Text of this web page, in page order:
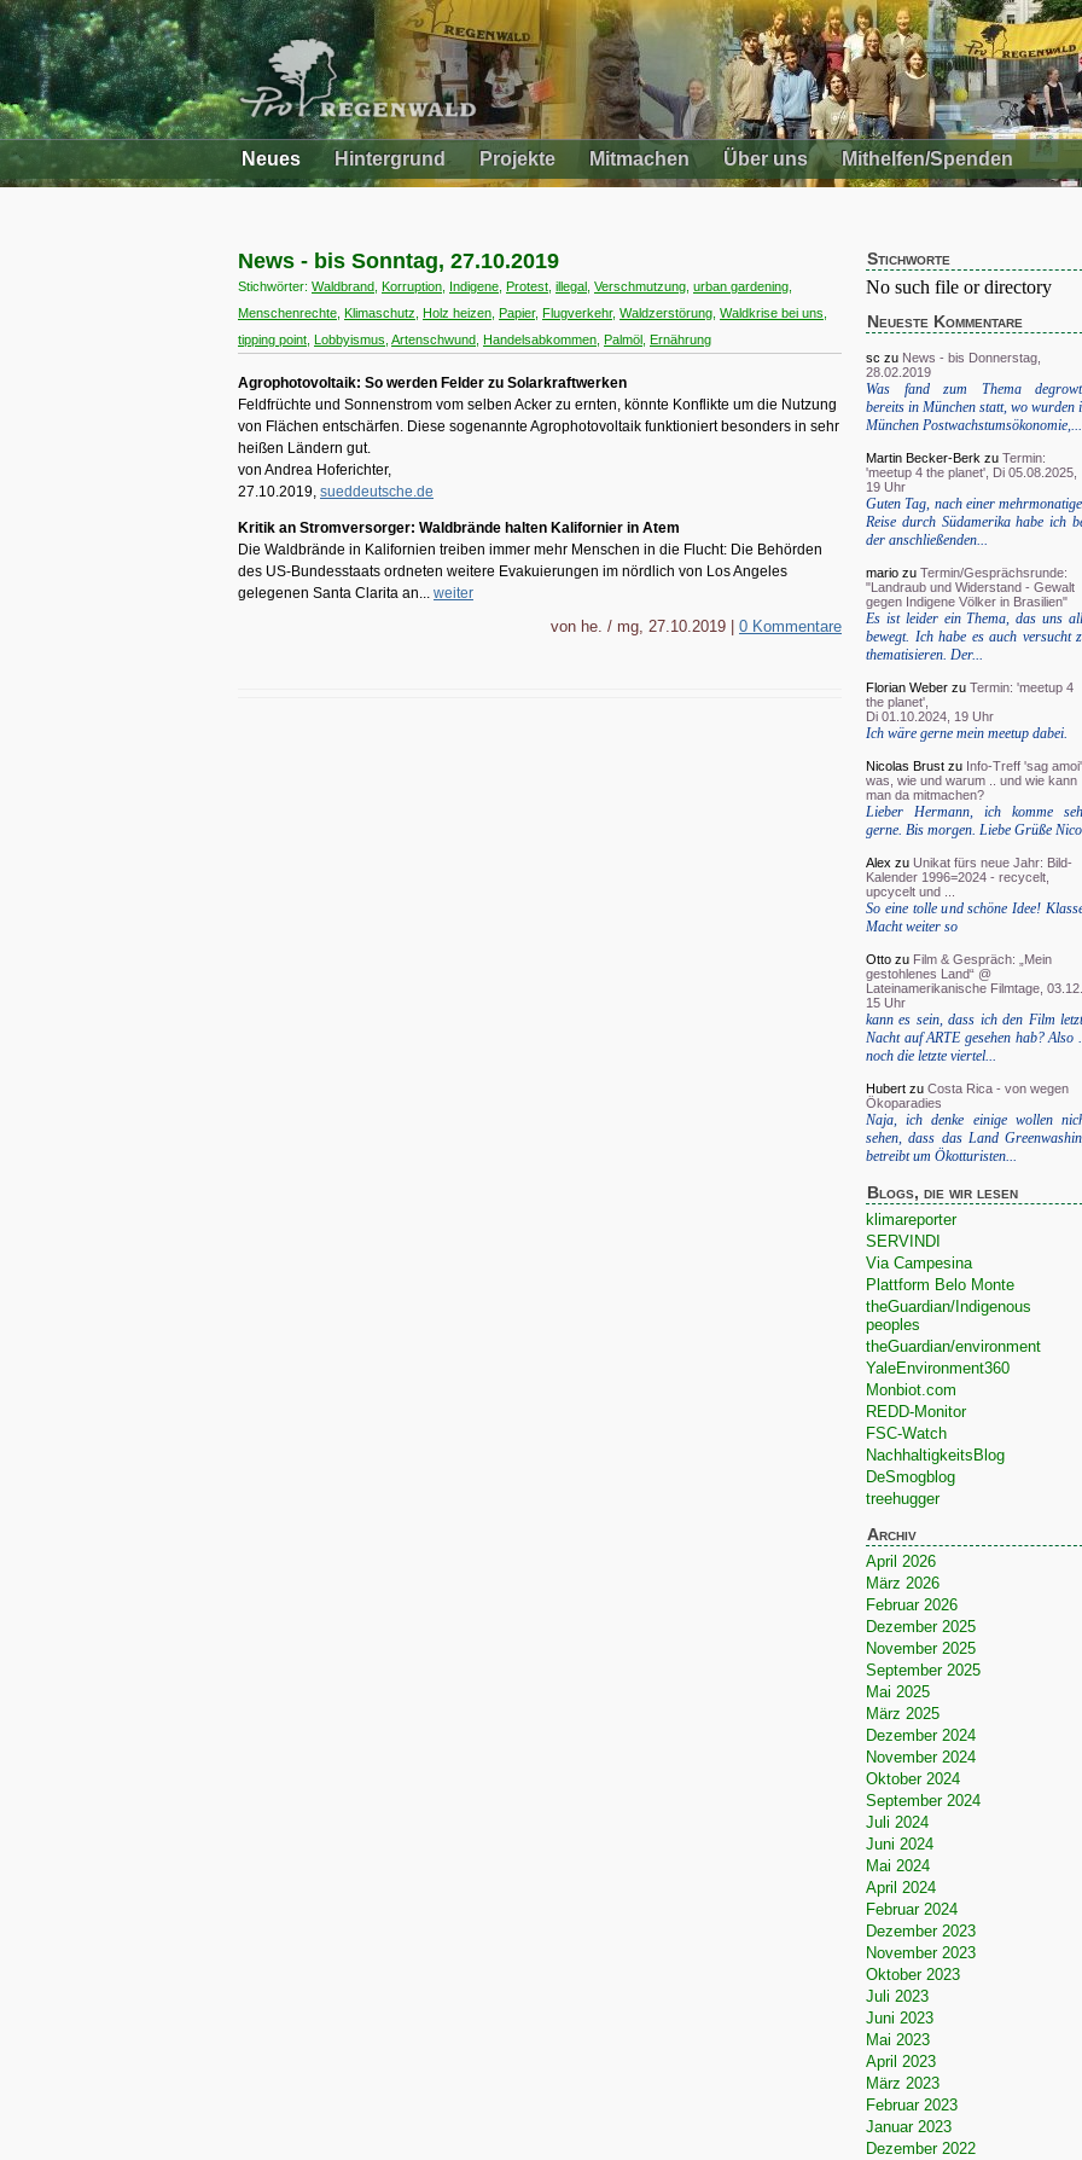
Neues Hintergrund Projekte Mitmachen Über uns Mithelfen/Spenden
News - bis Sonntag, 27.10.2019
Stichwörter: Waldbrand Korruption Indigene Protest illegal Verschmutzung urban gardening
Menschenrechte Klimaschutz Holz heizen Papier, Flugverkehr, Waldzerstörung Waldkrise bei uns
tipping point Lobbyismus Artenschwund Handelsabkommen Palmöl Ernährung
Agrophotovoltaik: So werden Felder zu Solarkraftwerken
Feldfrüchte und Sonnenstrom vom selben Acker zu ernten, könnte Konflikte um die Nutzung
von Flächen entschärfen. Diese sogenannte Agrophotovoltaik funktioniert besonders in sehr
heißen Ländern gut.
von Andrea Hoferichter,
27.10.2019, sueddeutsche.de
Kritik an Stromversorger: Waldbrände halten Kalifornier in Atem
Die Waldbrände in Kalifornien treiben immer mehr Menschen in die Flucht: Die Behörden
des US-Bundesstaats ordneten weitere Evakuierungen im nördlich von Los Angeles
gelegenen Santa Clarita an... weiter
von he. / mg, 27.10.2019 | 0 Kommentare
Stichworte
No such file or directory
Neueste Kommentare
sc zu News - bis Donnerstag,
28.02.2019
Was fand zum Thema
bereits in München statt, wo wurden
München Postwachstumsökonomie,...
Martin Becker-Berk zu Termin:
'meetup 4 the planet', Di 05.08.2025,
19 Uhr
Guten Tag, nach einer
Reise durch Südamerika habe ich
der anschließenden...
mario zu Termin/Gesprächsrunde:
"Landraub und Widerstand - Gewalt
gegen Indigene Völker in Brasilien"
Es ist leider ein Thema, das uns
bewegt. Ich habe es auch versucht
thematisieren. Der...
Florian Weber zu Termin: 'meetup 4
the planet',
Di 01.10.2024, 19 Uhr
Ich wäre gerne mein meetup dabei.
Nicolas Brust zu Info-Treff 'sag
was, wie und warum .. und wie kann
man da mitmachen?
Lieber Hermann, ich komme
gerne. Bis morgen. Liebe Grüße Nico
Alex zu Unikat fürs neue Jahr: Bild-
Kalender 1996=2024 - recycelt,
upcycelt und ...
So eine tolle und schöne Idee!
Macht weiter so
Otto zu Film & Gespräch: „Mein
gestohlenes Land“ @
Lateinamerikanische Filmtage, 03.12.,
15 Uhr
kann es sein, dass ich den Film
Nacht auf ARTE gesehen hab? Also ...
noch die letzte viertel...
Hubert zu Costa Rica - von wegen
Ökoparadies
Naja, ich denke einige wollen
sehen, dass das Land
betreibt um Ökotturisten...
Blogs, die wir lesen
klimareporter
SERVINDI
Via Campesina
Plattform Belo Monte
theGuardian/Indigenous
peoples
theGuardian/environment
YaleEnvironment360
Monbiot.com
REDD-Monitor
FSC-Watch
NachhaltigkeitsBlog
DeSmogblog
treehugger
Archiv
April 2026
März 2026
Februar 2026
Dezember 2025
November 2025
September 2025
Mai 2025
März 2025
Dezember 2024
November 2024
Oktober 2024
September 2024
Juli 2024
Juni 2024
Mai 2024
April 2024
Februar 2024
Dezember 2023
November 2023
Oktober 2023
Juli 2023
Juni 2023
Mai 2023
April 2023
März 2023
Februar 2023
Januar 2023
Dezember 2022